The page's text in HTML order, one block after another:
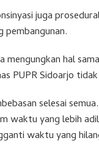
juga
pembangunan.
hal
PUPR Sidoarjo
selesai
waktu yang lebih
waktu yang